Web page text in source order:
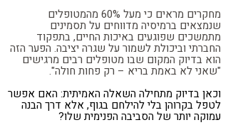
מחקרים מראים כי מעל 60% מהמטופלים
שנמצאים ברמיסיה מדווחים על תסמינים
מתמשכים שפוגעים באיכות החיים, בתפקוד
החברתי וביכולת לשמור על שגרה יציבה. הפער הזה
הוא בדיוק המקום שבו מטופלים רבים מרגישים
"שאני לא באמת בריא – רק פחות חולה".
וכאן בדיוק מתחילה השאלה האמיתית: האם אפשר
לטפל בקרוהן בלי להילחם בגוף, אלא דרך הבנה
עמוקה יותר של הסביבה הפנימית שלו?